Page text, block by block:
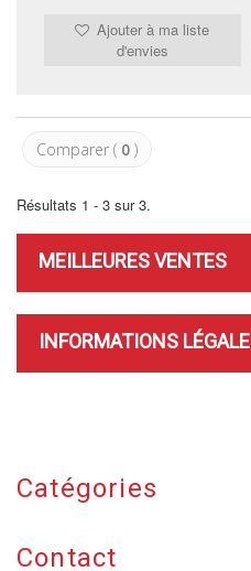
Ajouter à ma liste
d'envies
Comparer ( 0 )
Résultats 1 - 3 sur 3.
MEILLEURES VENTES
INFORMATIONS
Catégories
Contact